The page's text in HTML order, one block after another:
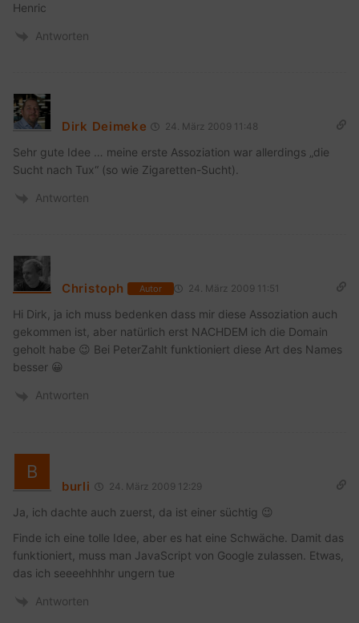
Henric
Antworten
Dirk Deimeke 24. März 2009 11:48
Sehr gute Idee … meine erste Assoziation war allerdings „die
Sucht nach Tux“ (so wie Zigaretten-Sucht).
Antworten
Christoph Autor 24. März 2009 11:51
Hi Dirk, ja ich muss bedenken dass mir diese Assoziation auch
gekommen ist, aber natürlich erst NACHDEM ich die Domain
geholt habe 😉 Bei PeterZahlt funktioniert diese Art des Names
besser 😀
Antworten
burli 24. März 2009 12:29
Ja, ich dachte auch zuerst, da ist einer süchtig 😉
Finde ich eine tolle Idee, aber es hat eine Schwäche. Damit das
funktioniert, muss man JavaScript von Google zulassen. Etwas,
das ich seeeehhhhr ungern tue
Antworten